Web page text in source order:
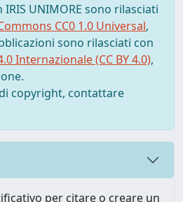
UNIMORE sono rilasciati
CC0 1.0 Universal,
sono rilasciati con
Internazionale (CC BY 4.0),
copyright, contattare
per citare o creare un